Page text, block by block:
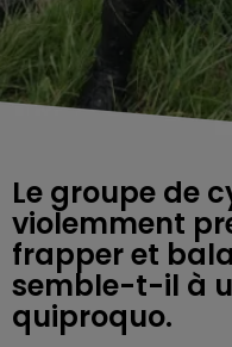
Le groupe de
violemment
frapper et
semble-t-il à
quiproquo.